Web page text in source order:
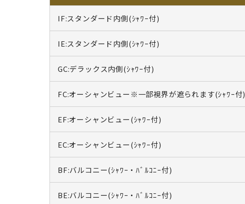
IF:スタンダード内側(ｼｬﾜｰ付)
IE:スタンダード内側(ｼｬﾜｰ付)
GC:デラックス内側(ｼｬﾜｰ付)
FC:オーシャンビュー※一部視界が遮られます(ｼｬﾜｰ付)
EF:オーシャンビュー(ｼｬﾜｰ付)
EC:オーシャンビュー(ｼｬﾜｰ付)
BF:バルコニー(ｼｬﾜｰ・ﾊﾞﾙｺﾆｰ付)
BE:バルコニー(ｼｬﾜｰ・ﾊﾞﾙｺﾆｰ付)